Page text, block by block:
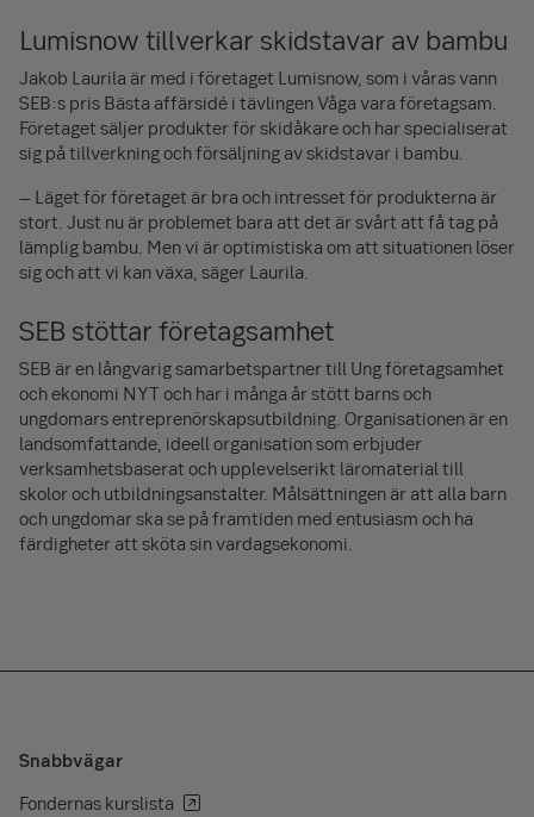
Lumisnow tillverkar skidstavar av bambu
Jakob Laurila är med i företaget Lumisnow, som i våras vann
SEB:s pris Bästa affärsidé i tävlingen Våga vara företagsam.
Företaget säljer produkter för skidåkare och har specialiserat
sig på tillverkning och försäljning av skidstavar i bambu.
– Läget för företaget är bra och intresset för produkterna är
stort. Just nu är problemet bara att det är svårt att få tag på
lämplig bambu. Men vi är optimistiska om att situationen löser
sig och att vi kan växa, säger Laurila.
SEB stöttar företagsamhet
SEB är en långvarig samarbetspartner till Ung företagsamhet
och ekonomi NYT och har i många år stött barns och
ungdomars entreprenörskapsutbildning. Organisationen är en
landsomfattande, ideell organisation som erbjuder
verksamhetsbaserat och upplevelserikt läromaterial till
skolor och utbildningsanstalter. Målsättningen är att alla barn
och ungdomar ska se på framtiden med entusiasm och ha
färdigheter att sköta sin vardagsekonomi.
Snabbvägar
Fondernas kurslista